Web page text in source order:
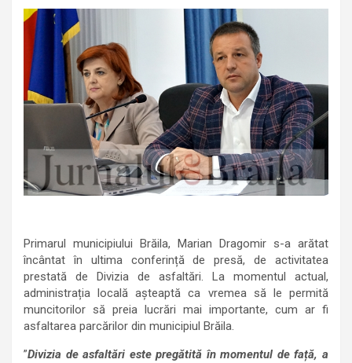
Primarul municipiului Brăila, Marian Dragomir s-a arătat
încântat în ultima conferință de presă, de activitatea
prestată de Divizia de asfaltări. La momentul actual,
administrația locală așteaptă ca vremea să le permită
muncitorilor să preia lucrări mai importante, cum ar fi
asfaltarea parcărilor din municipiul Brăila.
”Divizia de asfaltări este pregătită în momentul de față, a